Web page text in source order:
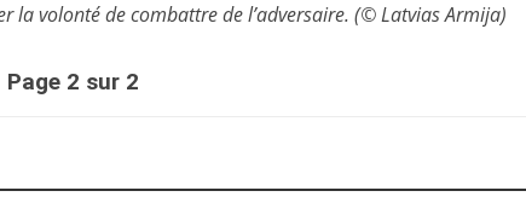
la volonté de combattre de l’adversaire.(© Latvias Armija)
Page 2 sur 2